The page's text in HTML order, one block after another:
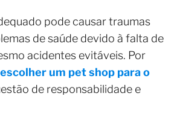
pode causar traumas
de saúde devido à falta de
acidentes evitáveis. Por
um pet shop para o
de responsabilidade e